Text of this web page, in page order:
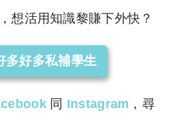
想活用知識黎賺下外快？
多好多私補學生
同 Instagram ，尋